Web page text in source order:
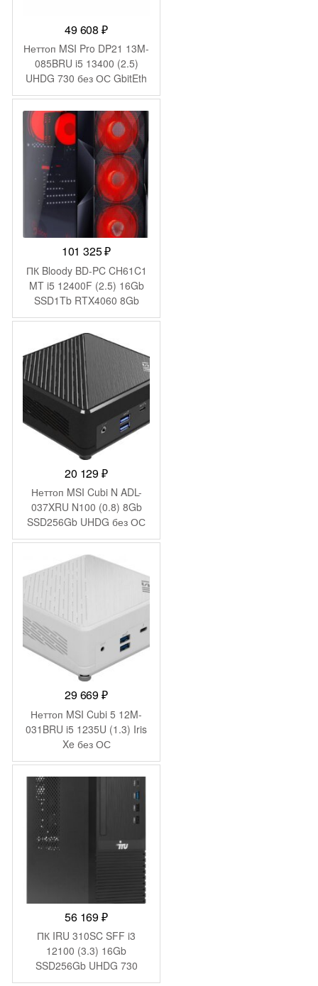
49 608₽
Неттоп MSI Pro DP21 13M-
085BRU i5 13400 (2.5)
UHDG 730 без ОС GbitEth
WiFi BT 120W черный
(936-B0A421-089)
101 325₽
ПК Bloody BD-PC CH61C1
MT i5 12400F (2.5) 16Gb
SSD1Tb RTX4060 8Gb
Windows 11 Home 64
GbitEth 500W черный
(2085729)
20 129₽
Неттоп MSI Cubi N ADL-
037XRU N100 (0.8) 8Gb
SSD256Gb UHDG без ОС
2xGbitEth WiFi BT 65W
черный (9S6-B0A911-200)
29 669₽
Неттоп MSI Cubi 5 12M-
031BRU i5 1235U (1.3) Iris
Xe без ОС
2.5xGbitEth+1xGbitEth WiFi
BT 65W белый (936-
B0A812-218)
56 169₽
ПК IRU 310SC SFF i3
12100 (3.3) 16Gb
SSD256Gb UHDG 730
Windows 11 Pro GbitEth